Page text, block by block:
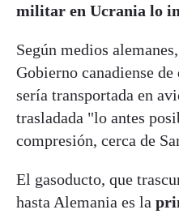
militar en Ucrania lo
Según medios
Gobierno canadiense
sería transportada en
trasladada "lo antes
compresión, cerca de
El gasoducto, que
hasta Alemania es la